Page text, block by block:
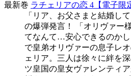
最新巻 ラチェリアの恋 4【電子限
「リア、お父さまと結婚し
の爆弾発言！ 「オリヴァー
てなんて…安心できるのか
で皇弟オリヴァーの息子レ
ェリア。三人は徐々に絆を
ツ皇国の皇女ヴァレンティ